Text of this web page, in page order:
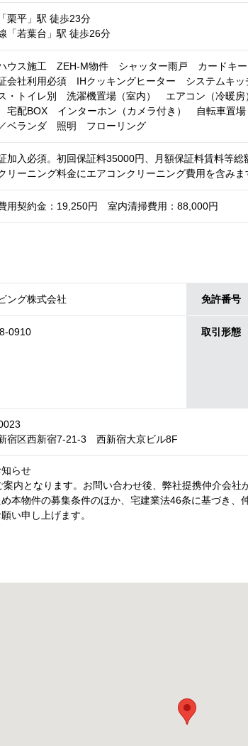
栗平」駅 徒歩23分
「若葉台」駅 徒歩26分
ウス施工 ZEH-M物件 シャッター雨戸 カード
会社利用必須 IHクッキングヒーター システムキ
・トイレ別 洗濯機置場（室内） エアコン（冷
宅配BOX インターホン（カメラ付き） 自転車
ベランダ 照明 フローリング
加入必須。初回保証料35000円、月額保証料賃料等
リーニング料金にエアコンクリーニング費用を含み
用契約金：19,250円 室内清掃費用：88,000円
ング株式会社
0910
免許番号
取引形態
宿区西新宿7-21-3 西新宿大京ビル8F
らせ
内となります。お問い合わせ後、弊社提携仲介会
本物件の募集条件のほか、宅建業法46条に基づき
い申し上げます。